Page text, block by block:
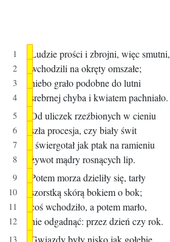
Ludzie prości i zbrojni, więc smutni,
wchodzili na okręty omszałe;
niebo grało podobne do lutni
srebrnej chyba i kwiatem pachniało.
Od uliczek rzeźbionych w cieniu
szła procesja, czy biały świt
i świergotał jak ptak na ramieniu
żywot mądry rosnących lip.
Potem morza dzieliły się, tarły
szorstką skórą bokiem o bok;
coś wchodziło, a potem marło,
nie odgadnąć: przez dzień czy rok.
Gwiazdy były nisko jak gołębie.